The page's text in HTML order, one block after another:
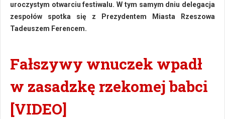
uroczystym otwarciu festiwalu. W tym samym dniu delegacja
zespołów spotka się z Prezydentem Miasta Rzeszowa
Tadeuszem Ferencem.
Fałszywy wnuczek wpadł
w zasadzkę rzekomej babci
[VIDEO]